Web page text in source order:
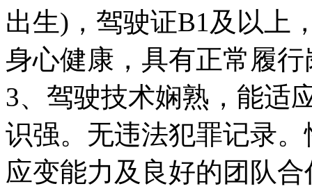
出生)，驾驶证B1及以上
身心健康，具有正常履
3、驾驶技术娴熟，能适
识强。无违法犯罪记录
应变能力及良好的团队